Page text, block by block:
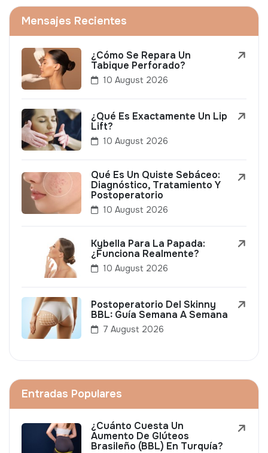
Mensajes Recientes
¿Cómo Se Repara Un
Tabique Perforado?
10 August 2026
¿Qué Es Exactamente Un Lip
Lift?
10 August 2026
Qué Es Un Quiste Sebáceo:
Diagnóstico, Tratamiento Y
Postoperatorio
10 August 2026
Kybella Para La Papada:
¿Funciona Realmente?
10 August 2026
Postoperatorio Del Skinny
BBL: Guía Semana A Semana
7 August 2026
Entradas Populares
¿Cuánto Cuesta Un
Aumento De Glúteos
Brasileño (BBL) En Turquía?